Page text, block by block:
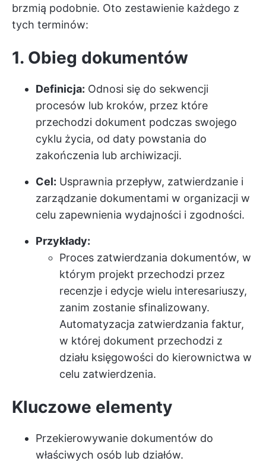
brzmią podobnie. Oto zestawienie każdego z
tych terminów:
1. Obieg dokumentów
Definicja: Odnosi się do sekwencji
procesów lub kroków, przez które
przechodzi dokument podczas swojego
cyklu życia, od daty powstania do
zakończenia lub archiwizacji.
Cel: Usprawnia przepływ, zatwierdzanie i
zarządzanie dokumentami w organizacji w
celu zapewnienia wydajności i zgodności.
Przykłady:
Proces zatwierdzania dokumentów, w
którym projekt przechodzi przez
recenzje i edycje wielu interesariuszy,
zanim zostanie sfinalizowany.
Automatyzacja zatwierdzania faktur,
w której dokument przechodzi z
działu księgowości do kierownictwa w
celu zatwierdzenia.
Kluczowe elementy
Przekierowywanie dokumentów do
właściwych osób lub działów.